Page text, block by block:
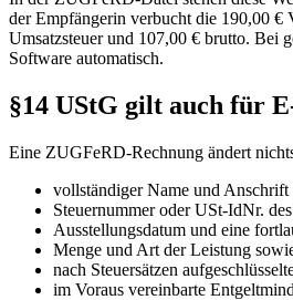
der Empfängerin verbucht die 190,00 €
Umsatzsteuer und 107,00 € brutto. Bei
Software automatisch.
§14 UStG gilt auch für
Eine ZUGFeRD-Rechnung ändert
vollständiger Name und
Steuernummer oder USt-IdNr.
Ausstellungsdatum und eine
Menge und Art der Leistung
nach Steuersätzen
im Voraus vereinbarte